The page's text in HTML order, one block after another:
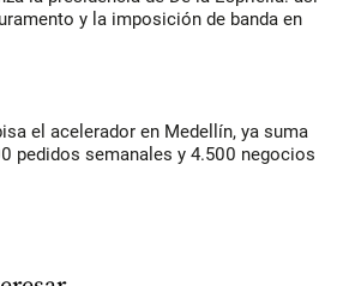
y la imposición de banda en
el acelerador en Medellín, ya suma
pedidos semanales y 4.500 negocios